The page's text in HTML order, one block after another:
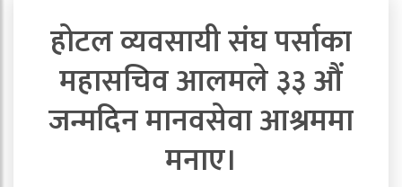
होटल व्यवसायी संघ पर्साका
महासचिव आलमले ३३ औं
जन्मदिन मानवसेवा आश्रममा
मनाए।